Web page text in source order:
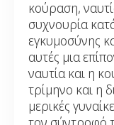
κούραση,
συχνουρία
εγκυμοσύνης
αυτές μια
ναυτία και η
τρίμηνο και η
μερικές